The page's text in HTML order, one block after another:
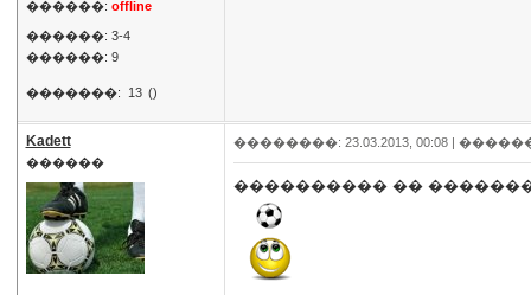
������: offline
������: 3-4
������: 9
�������: 13 ()
Kadett
������
��������: 23.03.2013, 00:08 |
���������� ��